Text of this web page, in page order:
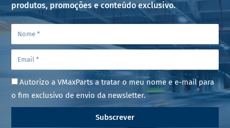
produtos, promoções e conteúdo exclusivo.
Autorizo a VMaxParts a tratar o meu nome e e-mail para
o fim exclusivo de envio da newsletter.
Subscrever